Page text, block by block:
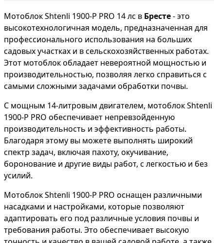
Мотоблок Shtenli 1900-P PRO 14 лс в Бресте- это
высокотехнологичная модель, предназначенная для
профессионального использования на больших
садовых участках и в сельскохозяйственных работах.
Этот мотоблок обладает невероятной мощностью и
производительностью, позволяя легко справиться с
самыми сложными задачами обработки почвы.
С мощным 14-литровым двигателем, мотоблок Shtenli
1900-P PRO обеспечивает непревзойденную
производительность и эффективность работы.
Благодаря этому вы можете выполнять широкий
спектр задач, включая пахоту, окучивание,
боронование и другие виды работ, с легкостью и без
усилий.
Мотоблок Shtenli 1900-P PRO оснащен различными
насадками и настройками, которые позволяют
адаптировать его под различные условия почвы и
требования работы. Это обеспечивает высокую